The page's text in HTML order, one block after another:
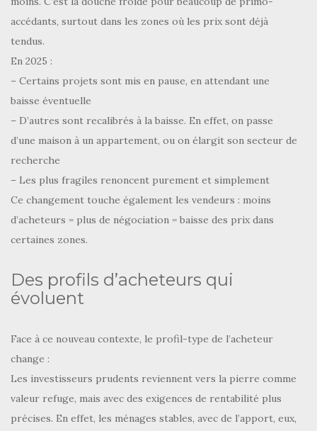
accédants, surtout dans les zones où les prix sont déjà
tendus.
En 2025 :
– Certains projets sont mis en pause, en attendant une
baisse éventuelle
– D’autres sont recalibrés à la baisse. En effet, on passe
d’une maison à un appartement, ou on élargit son secteur de
recherche
– Les plus fragiles renoncent purement et simplement
Ce changement touche également les vendeurs : moins
d’acheteurs = plus de négociation = baisse des prix dans
certaines zones.
Des profils d’acheteurs qui
évoluent
Face à ce nouveau contexte, le profil-type de l’acheteur
change :
Les investisseurs prudents reviennent vers la pierre comme
valeur refuge, mais avec des exigences de rentabilité plus
précises. En effet, les ménages stables, avec de l’apport, eux,